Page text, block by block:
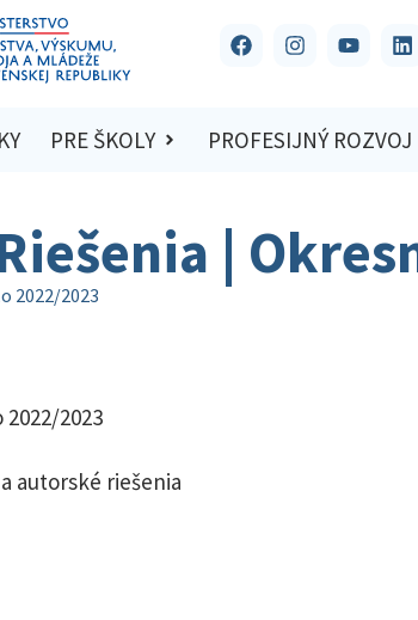
PRE ŠKOLY PROFESIJNÝ ROZVOJ
|
2022/2023
2023
autorské riešenia